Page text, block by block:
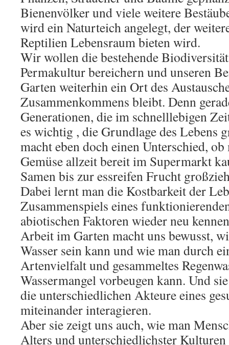
Bienenvölker und viele weitere
wird ein Naturteich angelegt, der
Reptilien Lebensraum bieten wird.
Wir wollen die bestehende
Permakultur bereichern und unseren
Garten weiterhin ein Ort des
Zusammenkommens bleibt. Denn
Generationen, die im schnelllebigen
es wichtig , die Grundlage des Lebens
macht eben doch einen Unterschied,
Gemüse allzeit bereit im Supermarkt
Samen bis zur essreifen Frucht
Dabei lernt man die Kostbarkeit der
Zusammenspiels eines
abiotischen Faktoren wieder neu
Arbeit im Garten macht uns bewusst,
Wasser sein kann und wie man durch
Artenvielfalt und gesammeltes
Wassermangel vorbeugen kann. Und
die unterschiedlichen Akteure eines
miteinander interagieren.
Aber sie zeigt uns auch, wie man
Alters und unterschiedlichster